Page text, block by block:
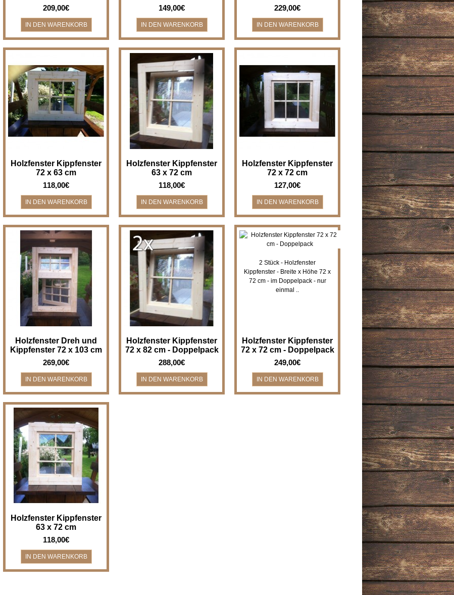
209,00€
149,00€
229,00€
Holzfenster Kippfenster - Breite
x Höhe 72 x 63 cm
Holzfenster/Kippfenster für z.B.
Bad, Gartenha..
Holzfenster Kippfenster
72 x 63 cm
118,00€
Holzfenster Kippfenster - Breite
x Höhe 63 x 72 cm
Holzfenster/Kippfenster für z.B.
Bad, Gartenha..
Holzfenster Kippfenster
63 x 72 cm
118,00€
Holzfenster Kippfenster - Breite
x Höhe 72 x 72 cm
Holzfenster/Kippfenster für z.B.
Bad, Gartenha..
Holzfenster Kippfenster
72 x 72 cm
127,00€
Holzfenster Drehfenster und
Kippfenster - Breite x Höhe 72 x
103 cm Holzfenster für z.B.
Gartenha..
Holzfenster Dreh und
Kippfenster 72 x 103 cm
269,00€
2 Stück - Holzfenster
Kippfenster - Breite x Höhe 72 x
82 cm - im Doppelpack -&n..
Holzfenster Kippfenster
72 x 82 cm - Doppelpack
288,00€
2 Stück - Holzfenster
Kippfenster - Breite x Höhe 72 x
72 cm - im Doppelpack - nur
einmal ..
Holzfenster Kippfenster
72 x 72 cm - Doppelpack
249,00€
Holzfenster Kippfenster - Breite
x Höhe 63 x 72 cm
Holzfenster/Kippfenster für z.B.
Bad, Gartenha..
Holzfenster Kippfenster
63 x 72 cm
118,00€